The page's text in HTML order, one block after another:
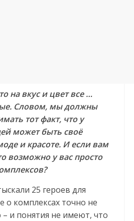
на вкус и цвет все …
Словом, мы должны
тот факт, что у
может быть своё
и красоте. И если вам
возможно у вас просто
25 героев для
о комплексах точно не
и понятия не имеют, что